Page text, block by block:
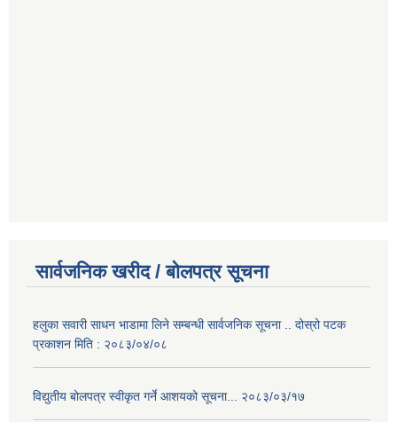
सार्वजनिक खरीद / बोलपत्र सूचना
हलुका सवारी साधन भाडामा लिने सम्बन्धी सार्वजनिक सूचना .. दोस्रो पटक
प्रकाशन मिति : २०८३/०४/०८
विद्युतीय बोलपत्र स्वीकृत गर्ने आशयको सूचना... २०८३/०३/१७